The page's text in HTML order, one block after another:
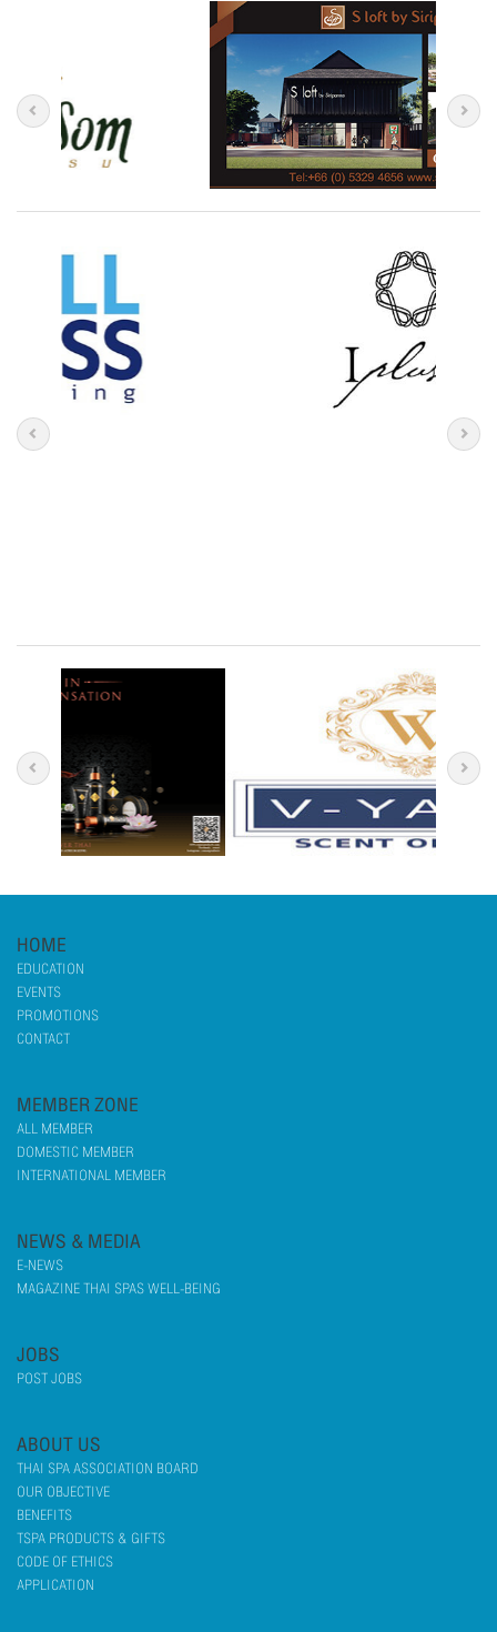
HOME
EDUCATION
EVENTS
PROMOTIONS
CONTACT
MEMBER ZONE
ALL MEMBER
DOMESTIC MEMBER
INTERNATIONAL MEMBER
NEWS & MEDIA
E-NEWS
MAGAZINE THAI SPAS WELL-BEING
JOBS
POST JOBS
ABOUT US
THAI SPA ASSOCIATION BOARD
OUR OBJECTIVE
BENEFITS
TSPA PRODUCTS & GIFTS
CODE OF ETHICS
APPLICATION